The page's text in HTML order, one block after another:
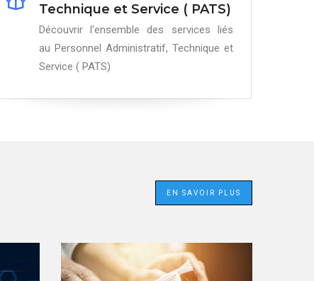
Technique et Service ( PATS)
Découvrir l'ensemble des services liés
au Personnel Administratif, Technique et
Service ( PATS)
EN SAVOIR PLUS